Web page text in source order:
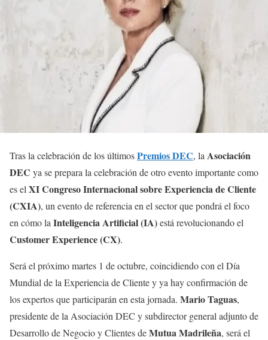
Tras la celebración de los últimosPremios DEC, la Asociación
DEC ya se prepara la celebración de otro evento importante como
es el XI Congreso Internacional sobre Experiencia de Cliente
(CXIA), un evento de referencia en el sector que pondrá el foco
en cómo la Inteligencia Artificial (IA)está revolucionando el
Customer Experience (CX).
Será el próximo martes 1 de octubre, coincidiendo con el Día
Mundial de la Experiencia de Cliente y ya hay confirmación de
los expertos que participarán en esta jornada. Mario Taguas,
presidente de la Asociación DEC y subdirector general adjunto de
Desarrollo de Negocio y Clientes deMutua Madrileña, será el